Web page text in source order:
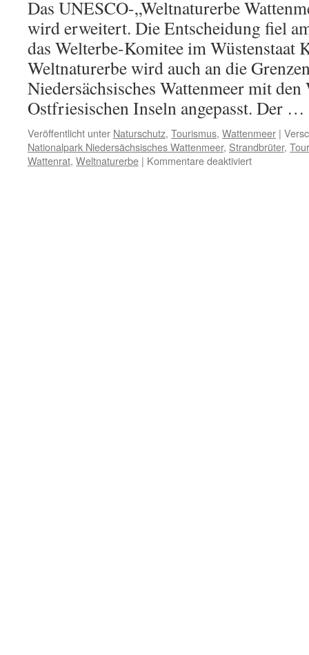
Das UNESCO-„Weltnaturerbe
wird erweitert. Die Entscheidung fiel
das Welterbe-Komitee im Wüstenstaat
Weltnaturerbe wird auch an die
Niedersächsisches Wattenmeer mit
Ostfriesischen Inseln angepasst. Der …
Veröffentlicht unter Naturschutz, Tourismus, Wattenmeer |
Nationalpark Niedersächsisches Wattenmeer, Strandbrüter,
Wattenrat, Weltnaturerbe | Kommentare deaktiviertfür